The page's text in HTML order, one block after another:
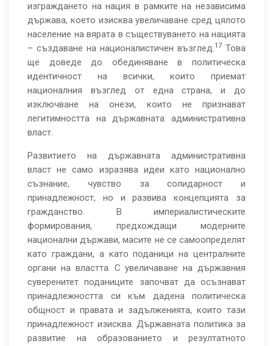
изграждането на нация в рамките на независима
държава, което изисква увеличаване сред цялото
население на вярата в съществуването на нацията
– създаване на националистичен възглед.17 Това
ще доведе до обединяване в политическа
идентичност на всички, които приемат
националния възглед от една страна, и до
изключване на онези, които не признават
легитимността на държавната административна
власт.
Развитието на държавната административна
власт не само изразява идеи като национално
съзнание, чувство за солидарност и
принадлежност, но и развива концепцията за
гражданство. В империалистическите
формирования, предхождащи модерните
национални държави, масите не се самоопределят
като граждани, а като поданици на централните
органи на властта. С увеличаване на държавния
суверенитет поданиците започват да осъзнават
принадлежността си към дадена политическа
общност и правата и задълженията, които тази
принадлежност изисква. Държавната политика за
развитие на образованието и резултатното